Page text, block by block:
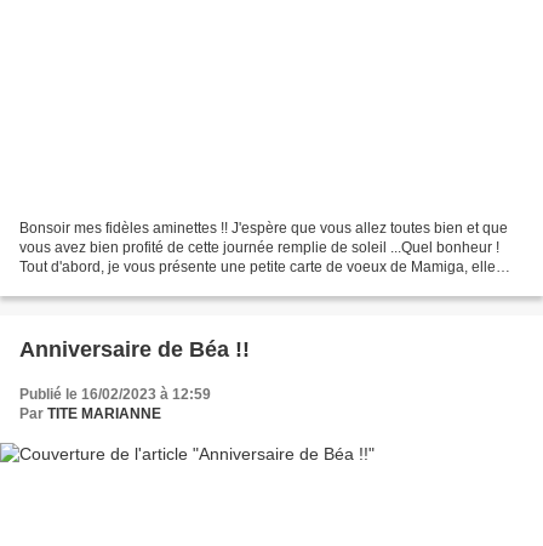
Bonsoir mes fidèles aminettes !! J'espère que vous allez toutes bien et que
vous avez bien profité de cette journée remplie de soleil ...Quel bonheur !
Tout d'abord, je vous présente une petite carte de voeux de Mamiga, elle
Anniversaire de Béa !!
Publié le 16/02/2023 à 12:59
Par TITE MARIANNE